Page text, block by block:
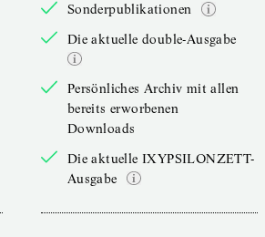
Sonderpublikationen
Die aktuelle double-Ausgabe
Persönliches Archiv mit allen
bereits erworbenen
Downloads
Die aktuelle IXYPSILONZETT-
Ausgabe